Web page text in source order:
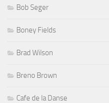
Bob Seger
Boney Fields
Brad Wilson
Breno Brown
Cafe de la Danse